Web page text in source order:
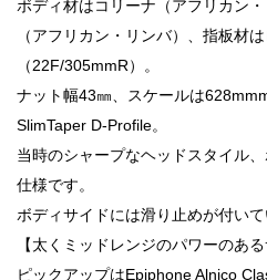
ボディ材はコリーナ（アフリカン
（アフリカン・リンバ）、指板材
（22F/305mmR）。
ナット幅43㎜、スケールは
SlimTaper D-Profile。
当時のシャープなヘッドスタイル
仕様です。
ボディサイドには滑り止めが付いて
【太くミッドレンジのパワーのある
ピックアップはEpiphone Alnico